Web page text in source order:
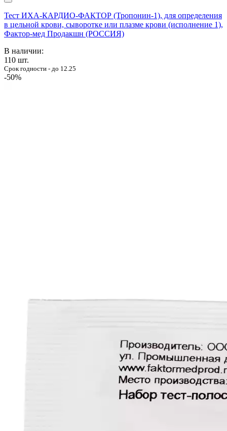
Тест ИХА-КАРДИО-ФАКТОР (Тропонин-1), для определения
в цельной крови, сыворотке или плазме крови (исполнение 1),
Фактор-мед Продакшн (РОССИЯ)
В наличии:
110 шт.
Срок годности - до 12.25
-50%